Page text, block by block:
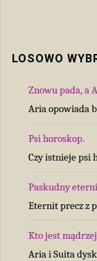
LOSOWO
Znowu pada, a
Aria opowiada
Psi horoskop.
Czy istnieje psi
Paskudny
Eternit precz z
Kto jest
Aria i Suita